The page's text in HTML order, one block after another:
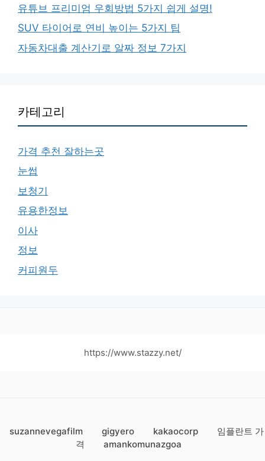
유튜브 프리미엄 우회방법 5가지 쉽게 설명!
SUV 타이어로 연비 높이는 5가지 팁
자동차대출 계산기로 알짜 정보 7가지
카테고리
가격 추천 잘하는곳
눈썹
보청기
유용한정보
이사
정보
커피원두
https://www.stazzy.net/
suzannevegafilm gigyero kakaocorp
임플란트 가
격
amankomunazgoa